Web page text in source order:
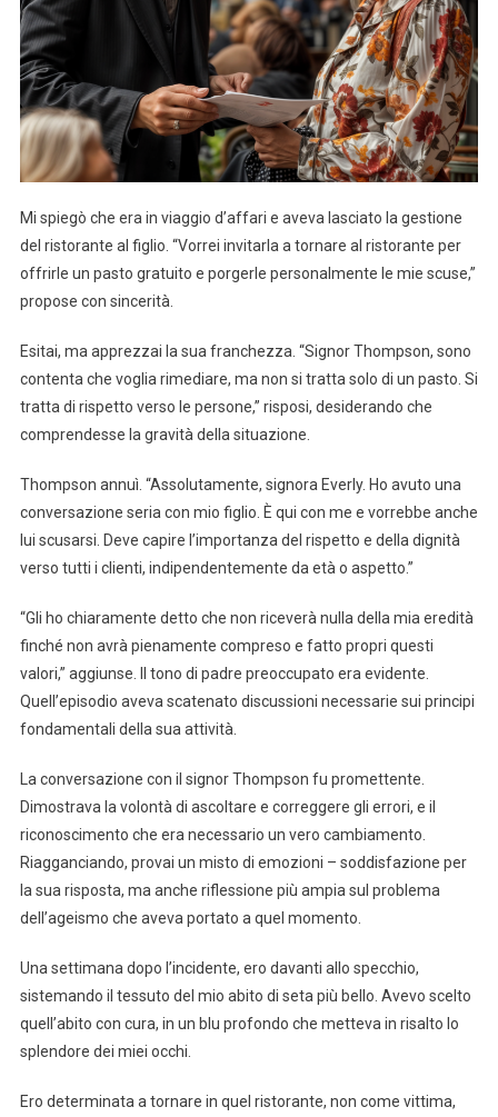
Mi spiegò che era in viaggio d’affari e aveva lasciato la gestione
del ristorante al figlio. “Vorrei invitarla a tornare al ristorante per
offrirle un pasto gratuito e porgerle personalmente le mie scuse,”
propose con sincerità.
Esitai, ma apprezzai la sua franchezza. “Signor Thompson, sono
contenta che voglia rimediare, ma non si tratta solo di un pasto. Si
tratta di rispetto verso le persone,” risposi, desiderando che
comprendesse la gravità della situazione.
Thompson annuì. “Assolutamente, signora Everly. Ho avuto una
conversazione seria con mio figlio. È qui con me e vorrebbe anche
lui scusarsi. Deve capire l’importanza del rispetto e della dignità
verso tutti i clienti, indipendentemente da età o aspetto.”
“Gli ho chiaramente detto che non riceverà nulla della mia eredità
finché non avrà pienamente compreso e fatto propri questi
valori,” aggiunse. Il tono di padre preoccupato era evidente.
Quell’episodio aveva scatenato discussioni necessarie sui principi
fondamentali della sua attività.
La conversazione con il signor Thompson fu promettente.
Dimostrava la volontà di ascoltare e correggere gli errori, e il
riconoscimento che era necessario un vero cambiamento.
Riagganciando, provai un misto di emozioni – soddisfazione per
la sua risposta, ma anche riflessione più ampia sul problema
dell’ageismo che aveva portato a quel momento.
Una settimana dopo l’incidente, ero davanti allo specchio,
sistemando il tessuto del mio abito di seta più bello. Avevo scelto
quell’abito con cura, in un blu profondo che metteva in risalto lo
splendore dei miei occhi.
Ero determinata a tornare in quel ristorante, non come vittima,